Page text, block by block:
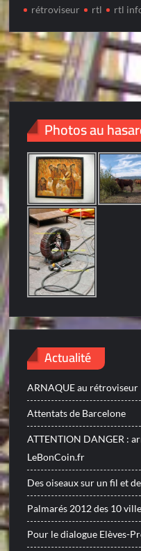
rétroviseur
rtl rtl
Photos au
Actualité
ARNAQUE au rétroviseur
Attentats de Barcelone
ATTENTION DANGER :
LeBonCoin.fr
Des oiseaux sur un fil et
Palmarés 2012 des 10
Pour le dialogue Elèves-